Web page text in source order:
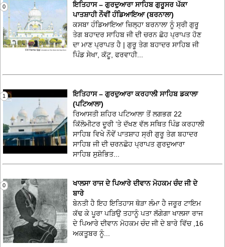
0
ਇਤਿਹਾਸ – ਗੁਰਦੁਆਰਾ ਸਾਹਿਬ ਗੁਰੂਸਰ ਪੱਕਾ
ਪਾਤਸ਼ਾਹੀ ਨੌਵੀਂ ਹੰਡਿਆਇਆ (ਬਰਨਾਲਾ)
ਕਸਬਾ ਹੰਡਿਆਇਆ ਜ਼ਿਲ੍ਹਾ ਬਰਨਾਲਾ ਨੂੰ ਸ੍ਰੀ ਗੁਰੂ
ਤੇਗ ਬਹਾਦਰ ਸਾਹਿਬ ਜੀ ਦੀ ਚਰਨ ਛੋਹ ਪ੍ਰਾਪਤ ਹੋਣ
ਦਾ ਮਾਣ ਪ੍ਰਾਪਤ ਹੈ | ਗੁਰੂ ਤੇਗ ਬਹਾਦਰ ਸਾਹਿਬ ਜੀ
ਪਿੰਡ ਸੇਖਾ, ਕੱਟੂ, ਫਰਵਾਹੀ...
1
ਇਤਿਹਾਸ – ਗੁਰਦੁਆਰਾ ਕਰਹਾਲੀ ਸਾਹਿਬ ਡਕਾਲਾ
(ਪਟਿਆਲਾ)
ਰਿਆਸਤੀ ਸ਼ਹਿਰ ਪਟਿਆਲਾ ਤੋਂ ਲਗਭਗ 22
ਕਿੱਲੋਮੀਟਰ ਦੂਰੀ ‘ਤੇ ਦੱਖਣ ਵੱਲ ਸਥਿਤ ਪਿੰਡ ਕਰਹਾਲੀ
ਸਾਹਿਬ ਵਿਖੇ ਨੌਵੇਂ ਪਾਤਸ਼ਾਹ ਸ੍ਰੀ ਗੁਰੂ ਤੇਗ ਬਹਾਦਰ
ਸਾਹਿਬ ਜੀ ਦੀ ਚਰਨਛੋਹ ਪ੍ਰਾਪਤ ਗੁਰਦੁਆਰਾ
ਸਾਹਿਬ ਸੁਸ਼ੋਭਿਤ...
0
ਖਾਲਸਾ ਰਾਜ ਦੇ ਪਿਆਰੇ ਦੀਵਾਨ ਮੋਹਕਮ ਚੰਦ ਜੀ ਦੇ
ਬਾਰੇ
ਬੇਨਤੀ ਹੈ ਇਹ ਇਤਿਹਾਸ ਥੋੜਾ ਲੰਮਾ ਹੈ ਜਰੂਰ ਟਾਇਮ
ਕੱਢ ਕੇ ਪੂਰਾ ਪੜਿਉ ਤਹਾਨੂੰ ਪਤਾ ਲੱਗੇਗਾ ਖਾਲਸਾ ਰਾਜ
ਦੇ ਪਿਆਰੇ ਦੀਵਾਨ ਮੋਹਕਮ ਚੰਦ ਜੀ ਦੇ ਬਾਰੇ ਵਿੱਚ ,16
ਅਕਤੂਬਰ ਨੂੰ...